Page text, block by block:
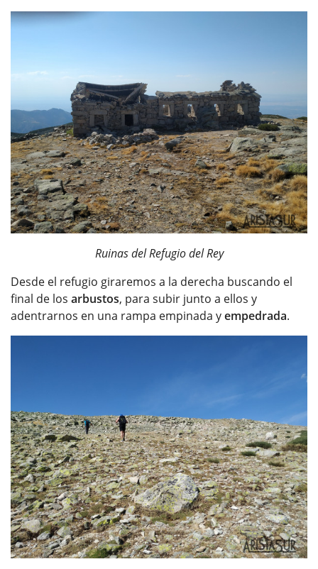
Ruinas del Refugio del Rey
Desde el refugio giraremos a la derecha buscando el
final de los arbustos, para subir junto a ellos y
adentrarnos en una rampa empinada yempedrada.